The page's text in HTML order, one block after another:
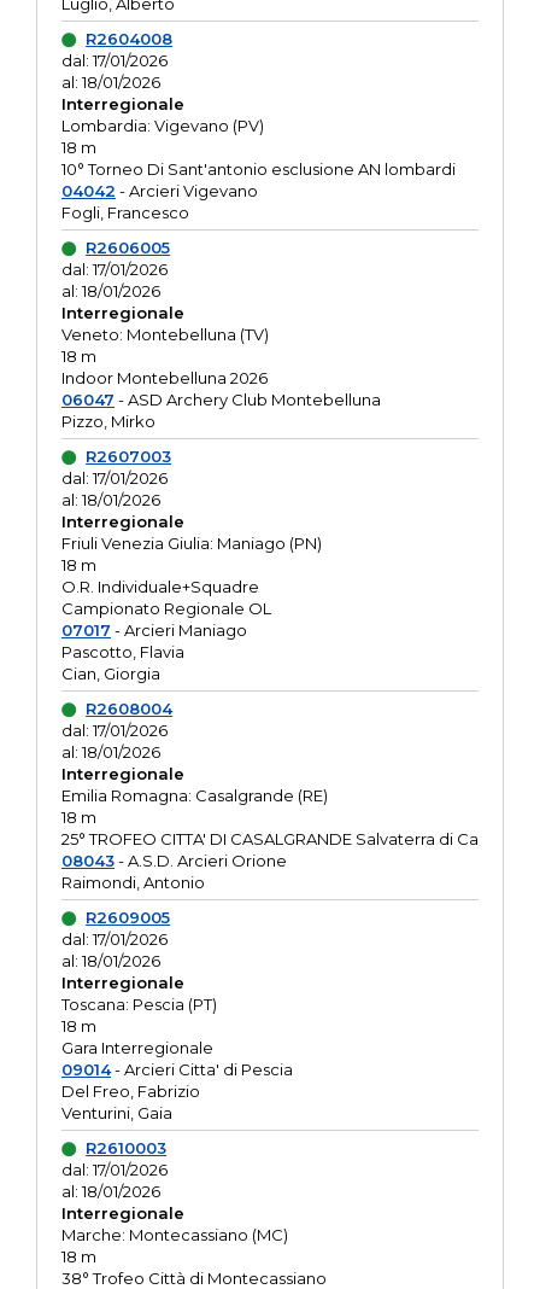
R2604008
dal: 17/01/2026
al: 18/01/2026
Interregionale
Lombardia: Vigevano (PV)
18 m
10° Torneo Di Sant'antonio esclusione AN lombardi
04042 - Arcieri Vigevano
Fogli, Francesco
R2606005
dal: 17/01/2026
al: 18/01/2026
Interregionale
Veneto: Montebelluna (TV)
18 m
Indoor Montebelluna 2026
06047 - ASD Archery Club Montebelluna
Pizzo, Mirko
R2607003
dal: 17/01/2026
al: 18/01/2026
Interregionale
Friuli Venezia Giulia: Maniago (PN)
18 m
O.R. Individuale+Squadre
Campionato Regionale OL
07017 - Arcieri Maniago
Pascotto, Flavia
Cian, Giorgia
R2608004
dal: 17/01/2026
al: 18/01/2026
Interregionale
Emilia Romagna: Casalgrande (RE)
18 m
25° TROFEO CITTA' DI CASALGRANDE Salvaterra di Ca
08043- A.S.D. Arcieri Orione
Raimondi, Antonio
R2609005
dal: 17/01/2026
al: 18/01/2026
Interregionale
Toscana: Pescia (PT)
18 m
Gara Interregionale
09014- Arcieri Citta' di Pescia
Del Freo, Fabrizio
Venturini, Gaia
R2610003
dal: 17/01/2026
al: 18/01/2026
Interregionale
Marche: Montecassiano (MC)
18 m
38° Trofeo Città di Montecassiano